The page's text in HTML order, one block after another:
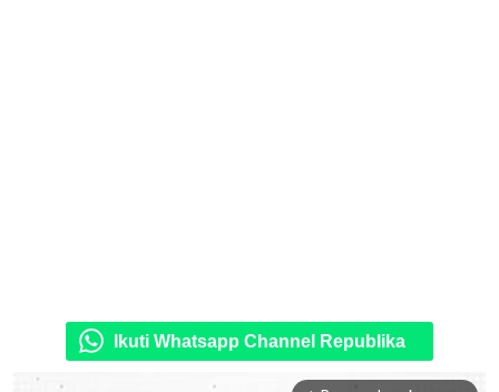
Ikuti Whatsapp Channel Republika